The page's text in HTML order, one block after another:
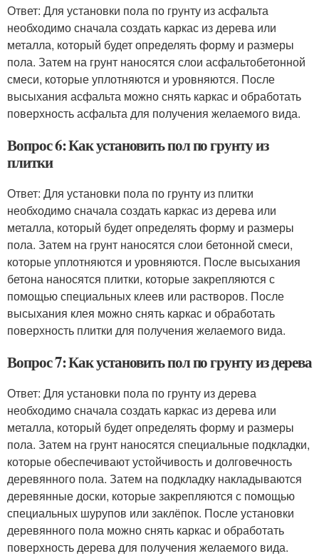
Ответ: Для установки пола по грунту из асфальта
необходимо сначала создать каркас из дерева или
металла, который будет определять форму и размеры
пола. Затем на грунт наносятся слои асфальтобетонной
смеси, которые уплотняются и уровняются. После
высыхания асфальта можно снять каркас и обработать
поверхность асфальта для получения желаемого вида.
Вопрос 6: Как установить пол по грунту из
плитки
Ответ: Для установки пола по грунту из плитки
необходимо сначала создать каркас из дерева или
металла, который будет определять форму и размеры
пола. Затем на грунт наносятся слои бетонной смеси,
которые уплотняются и уровняются. После высыхания
бетона наносятся плитки, которые закрепляются с
помощью специальных клеев или растворов. После
высыхания клея можно снять каркас и обработать
поверхность плитки для получения желаемого вида.
Вопрос 7: Как установить пол по грунту из дерева
Ответ: Для установки пола по грунту из дерева
необходимо сначала создать каркас из дерева или
металла, который будет определять форму и размеры
пола. Затем на грунт наносятся специальные подкладки,
которые обеспечивают устойчивость и долговечность
деревянного пола. Затем на подкладку накладываются
деревянные доски, которые закрепляются с помощью
специальных шурупов или заклёпок. После установки
деревянного пола можно снять каркас и обработать
поверхность дерева для получения желаемого вида.